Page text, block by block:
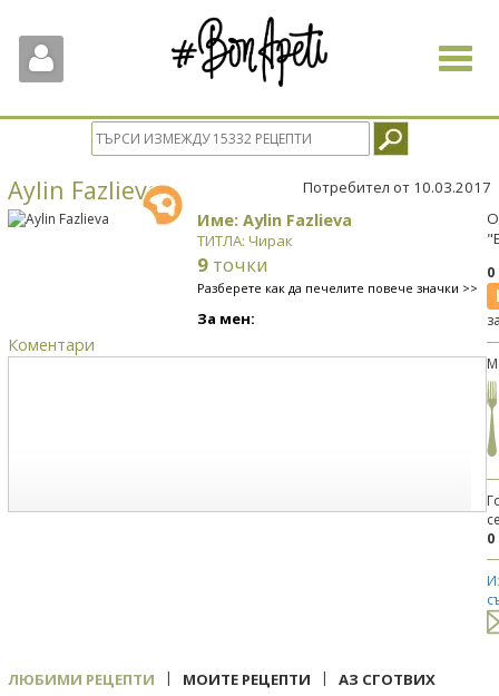
Toggle
Aylin Fazlieva Потребител от 10.03.2017
Име: Aylin Fazlieva
ТИТЛА: Чирак
9 точки
Разберете как да печелите повече значки >>
За мен:
Коментари
0
ЛЮБИМИ РЕЦЕПТИ | МОИТЕ РЕЦЕПТИ | АЗ СГОТВИХ